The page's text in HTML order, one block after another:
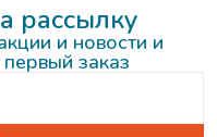
рассылку
и новости и
заказ